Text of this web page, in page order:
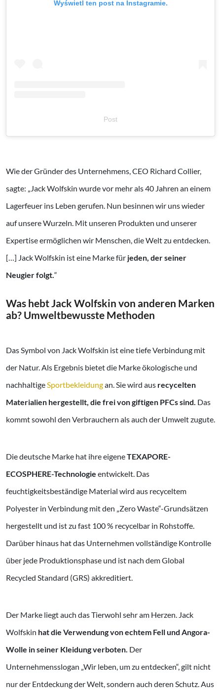
Wyświetl ten post na Instagramie.
Post
Wie der Gründer des Unternehmens, CEO Richard Collier,
sagte: „Jack Wolfskin wurde vor mehr als 40 Jahren an einem
Lagerfeuer ins Leben gerufen. Nun besinnen wir uns wieder
auf unsere Wurzeln. Mit unseren Produkten und unserer
Expertise ermöglichen wir Menschen, die Welt zu entdecken.
[…] Jack Wolfskin ist eine Marke für jeden, der seiner
Neugier folgt.“
Was hebt Jack Wolfskin von anderen Marken
ab? Umweltbewusste Methoden
Das Symbol von Jack Wolfskin ist eine tiefe Verbindung mit
der Natur. Als Ergebnis bietet die Marke ökologische und
nachhaltigeSportbekleidungan. Sie wird aus recycelten
Materialien hergestellt, die frei von giftigen PFCs sind. Das
kommt sowohl den Verbrauchern als auch der Umwelt zugute.
Die deutsche Marke hat ihre eigeneTEXAPORE-
ECOSPHERE-Technologie entwickelt. Das
feuchtigkeitsbeständige Material wird aus recyceltem
Polyester in Verbindung mit den „Zero Waste“-Grundsätzen
hergestellt und ist zu fast 100 % recycelbar in Rohstoffe.
Darüber hinaus hat das Unternehmen vollständige Kontrolle
über jede Produktionsphase und ist nach dem Global
Recycled Standard (GRS) akkreditiert.
Der Marke liegt auch das Tierwohl sehr am Herzen. Jack
Wolfskin hat die Verwendung von echtem Fell und Angora-
Wolle in seiner Kleidung verboten. Der
Unternehmensslogan „Wir leben, um zu entdecken“, gilt nicht
nur der Entdeckung der Welt, sondern auch deren Schutz. Aus